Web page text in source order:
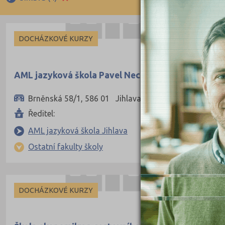
Ruština
Francouzština
Španělština
Japonština
DOCHÁZKOVÉ KURZY
AML jazyková škola Pavel Neckář
Brněnská 58/1, 586 01 Jihlava
Ředitel:
AML jazyková škola Jihlava
Ostatní fakulty školy
DOCHÁZKOVÉ KURZY